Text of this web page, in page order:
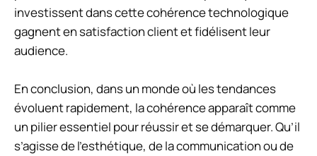
investissent dans cette cohérence technologique
gagnent en satisfaction client et fidélisent leur
audience.
En conclusion, dans un monde où les tendances
évoluent rapidement, la cohérence apparaît comme
un pilier essentiel pour réussir et se démarquer. Qu’il
s’agisse de l’esthétique, de la communication ou de